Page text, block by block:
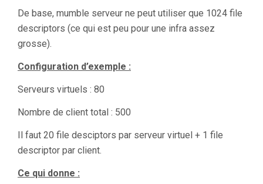
De base, mumble serveur ne peut utiliser que 1024 file
descriptors (ce qui est peu pour une infra assez
grosse).
Configuration d’exemple :
Serveurs virtuels : 80
Nombre de client total : 500
Il faut 20 file desciptors par serveur virtuel + 1 file
descriptor par client.
Ce qui donne :